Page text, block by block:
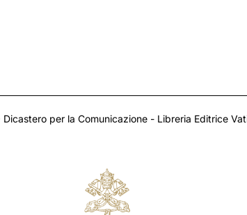
per la Comunicazione - Libreria Editrice